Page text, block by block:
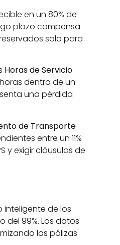
en un 80% de
plazo compensa
solo para
Horas de Servicio
dentro de un
una pérdida
de Transporte
entre un 11%
y exigir cláusulas de
inteligente de los
del 99%. Los datos
las pólizas